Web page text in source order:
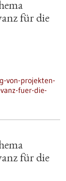
für die
von-projekten-
fuer-die-
für die